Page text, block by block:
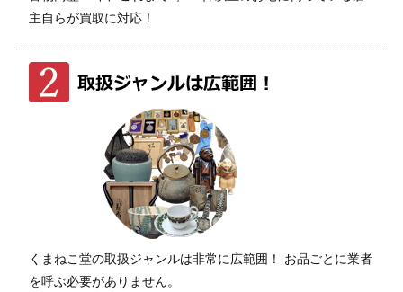
主自らが買取に対応！
くまねこ堂の取扱ジャンルは非常に広範囲！ お品ごとに業者
を呼ぶ必要がありません。